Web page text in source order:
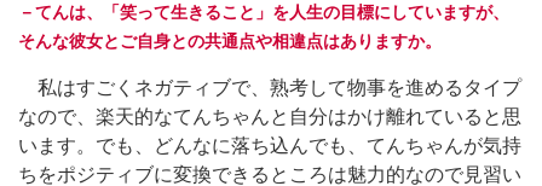
－てんは、「笑って生きること」を人生の目標にしていますが、
そんな彼女とご自身との共通点や相違点はありますか。
私はすごくネガティブで、熟考して物事を進めるタイプ
なので、楽天的なてんちゃんと自分はかけ離れていると思
います。でも、どんなに落ち込んでも、てんちゃんが気持
ちをポジティブに変換できるところは魅力的なので見習い